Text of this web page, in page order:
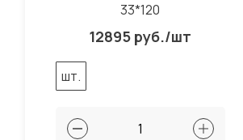
33*120
12895 руб./шт
шт.